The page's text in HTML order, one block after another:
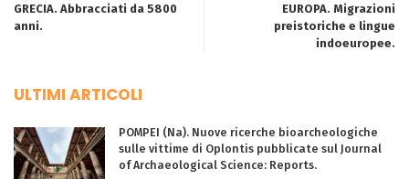
GRECIA. Abbracciati da 5800
anni.
EUROPA. Migrazioni
preistoriche e lingue
indoeuropee.
ULTIMI ARTICOLI
POMPEI (Na). Nuove ricerche bioarcheologiche
sulle vittime di Oplontis pubblicate sul Journal
of Archaeological Science: Reports.